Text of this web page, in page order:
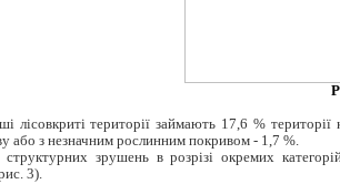
лісовкриті території займають 17,6 %
або з незначним рослинним покривом - 1,7 %.
зрушень в розрізі окремих
3).